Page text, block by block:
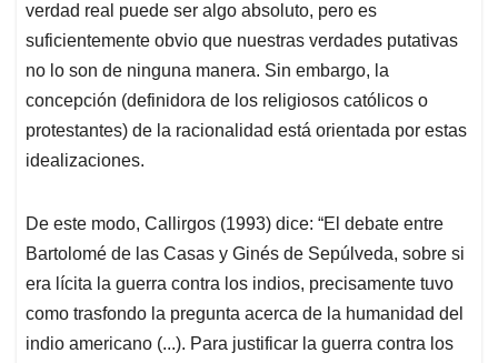
verdad real puede ser algo absoluto, pero es
suficientemente obvio que nuestras verdades putativas
no lo son de ninguna manera. Sin embargo, la
concepción (definidora de los religiosos católicos o
protestantes) de la racionalidad está orientada por estas
idealizaciones.
De este modo, Callirgos (1993) dice: “El debate entre
Bartolomé de las Casas y Ginés de Sepúlveda, sobre si
era lícita la guerra contra los indios, precisamente tuvo
como trasfondo la pregunta acerca de la humanidad del
indio americano (...). Para justificar la guerra contra los